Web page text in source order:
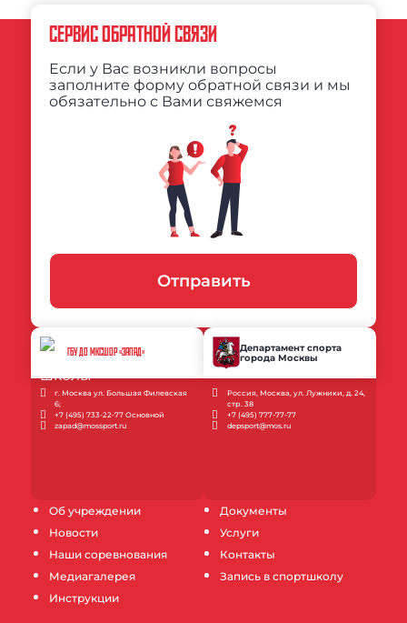
Об учреждении
Новости
Наши соревнования
Медиагалерея
Инструкции
Документы
Услуги
Контакты
Запись в спортшколу
СЕРВИС ОБРАТНОЙ СВЯЗИ
Если у Вас возникли вопросы
заполните форму обратной связи и мы
обязательно с Вами свяжемся
Отправить
ГБУ ДО МКСШОР «ЗАПАД»
г. Москва ул. Большая Филевская
6;
+7 (495) 733-22-77 Основной
zapad@mossport.ru
Департамент спорта
города Москвы
Россия, Москва, ул. Лужники, д. 24,
стр. 38
+7 (495) 777-77-77
depsport@mos.ru